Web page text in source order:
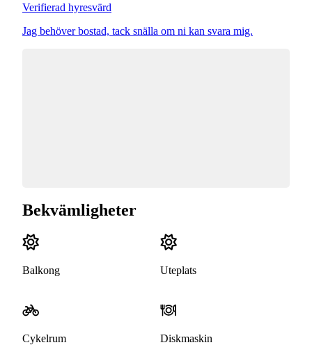
Verifierad hyresvärd
Jag behöver bostad, tack snälla om ni kan svara mig.
Bekvämligheter
Balkong Uteplats
Cykelrum Diskmaskin